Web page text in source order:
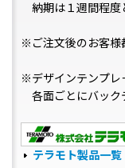
納期は１週間程度
※ご注文後のお客様
※デザインテンプレ
各面ごとにバック
テラモト製品一覧